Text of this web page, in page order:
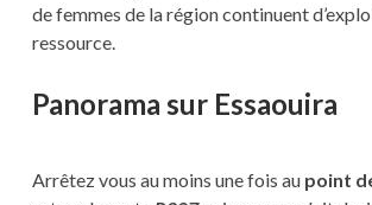
de femmes de la région continuent
ressource.
Panorama sur Essaouira
Arrêtez vous au moins une fois aupoint